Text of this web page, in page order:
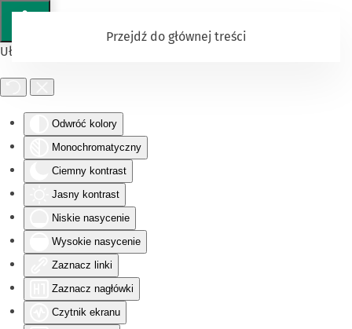
Ułatwienia dostępu
Odwróć kolory
Monochromatyczny
Ciemny kontrast
Jasny kontrast
Niskie nasycenie
Wysokie nasycenie
Zaznacz linki
Zaznacz nagłówki
Czytnik ekranu
Przejdź do głównej treści